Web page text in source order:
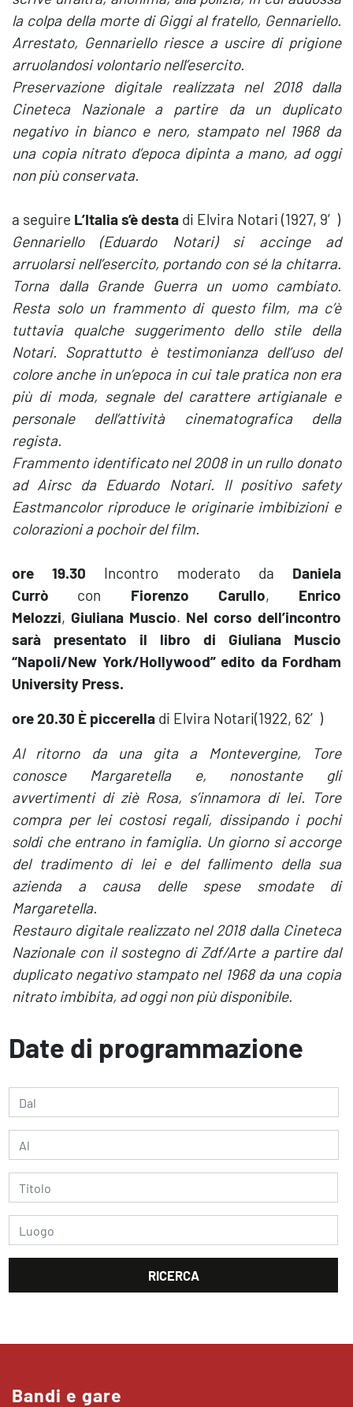
la colpa della morte di Giggi al fratello, Gennariello.
Arrestato, Gennariello riesce a uscire di prigione
arruolandosi volontario nell’esercito.
Preservazione digitale realizzata nel 2018 dalla
Cineteca Nazionale a partire da un duplicato
negativo in bianco e nero, stampato nel 1968 da
una copia nitrato d’epoca dipinta a mano, ad oggi
non più conservata.
a seguire L’Italia s’è desta di Elvira Notari (1927, 9′)
Gennariello (Eduardo Notari) si accinge ad
arruolarsi nell’esercito, portando con sé la chitarra.
Torna dalla Grande Guerra un uomo cambiato.
Resta solo un frammento di questo film, ma c’è
tuttavia qualche suggerimento dello stile della
Notari. Soprattutto è testimonianza dell’uso del
colore anche in un’epoca in cui tale pratica non era
più di moda, segnale del carattere artigianale e
personale dell’attività cinematografica della
regista.
Frammento identificato nel 2008 in un rullo donato
ad Airsc da Eduardo Notari. Il positivo safety
Eastmancolor riproduce le originarie imbibizioni e
colorazioni a pochoir del film.
ore 19.30 Incontro moderato da Daniela
Currò con Fiorenzo Carullo, Enrico
Melozzi, Giuliana Muscio. Nel corso dell’incontro
sarà presentato il libro di Giuliana Muscio
“Napoli/New York/Hollywood” edito da Fordham
University Press.
ore 20.30 È piccerella di Elvira Notari(1922, 62′)
Al ritorno da una gita a Montevergine, Tore
conosce Margaretella e, nonostante gli
avvertimenti di ziè Rosa, s’innamora di lei. Tore
compra per lei costosi regali, dissipando i pochi
soldi che entrano in famiglia. Un giorno si accorge
del tradimento di lei e del fallimento della sua
azienda a causa delle spese smodate di
Margaretella.
Restauro digitale realizzato nel 2018 dalla Cineteca
Nazionale con il sostegno di Zdf/Arte a partire dal
duplicato negativo stampato nel 1968 da una copia
nitrato imbibita, ad oggi non più disponibile.
Date di programmazione
Bandi e gare